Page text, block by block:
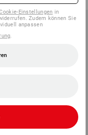
Einstellungen in
Zudem können Sie
anpassen
.